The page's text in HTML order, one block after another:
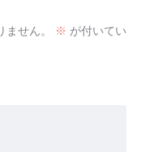
せん。 ※ が付いてい